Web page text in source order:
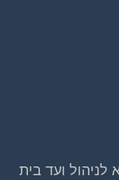
ועד בית